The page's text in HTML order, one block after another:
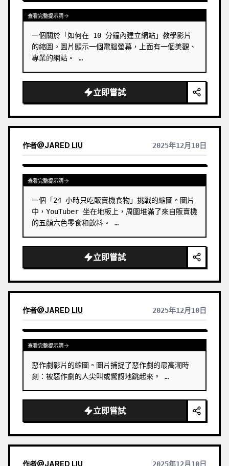
查看完整提示詞
一個關於「如何在 10 分鐘內建立網站」教學影片
的縮圖。圖片顯示一個電腦螢幕，上面有一個美觀、
專業的網站。 …
立即嘗試
作者@JARED LIU 2025年12月10日
查看完整提示詞
一個「24 小時只吃販賣機食物」挑戰的縮圖。圖片
中，YouTuber 坐在地板上，周圍堆滿了來自販賣機
的五顏六色零食和飲料。 …
立即嘗試
作者@JARED LIU 2025年12月10日
查看完整提示詞
惡作劇影片的縮圖。圖片捕捉了惡作劇的最高潮時
刻：被惡作劇的人尖叫或驚訝地跳起來。 …
立即嘗試
作者@JARED LIU 2025年12月10日